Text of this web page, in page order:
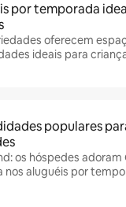
por temporada
oferecem
ideais para
populares
os hóspedes adoram
nos aluguéis por